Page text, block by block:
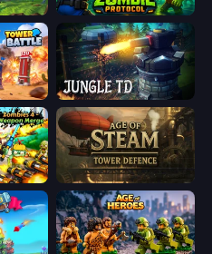
Firestone – Idle Clicker Online RPG Zombie Protocol
Jungle TD
Zombies 4 Weapon Merge